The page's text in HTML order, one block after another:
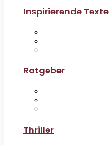
Inspirierende Texte
Ratgeber
Thriller